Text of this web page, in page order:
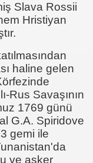
Slava Rossii
Hristiyan
haline gelen
Rus Savaşının
1769 günü
G.A. Spiridove
gemi ile
ve asker